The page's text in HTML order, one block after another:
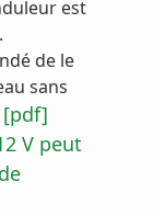
est
de le
sans
[pdf]
V peut